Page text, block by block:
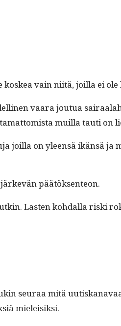
vain niitä, joil­la ei ole
vaara joutua
muil­la tau­ti on
joil­la on yleen­sä ikän­sä ja
päätöksenteon.
Las­ten kohdal­la ris­ki
seu­raa mitä
mieleisiksi.